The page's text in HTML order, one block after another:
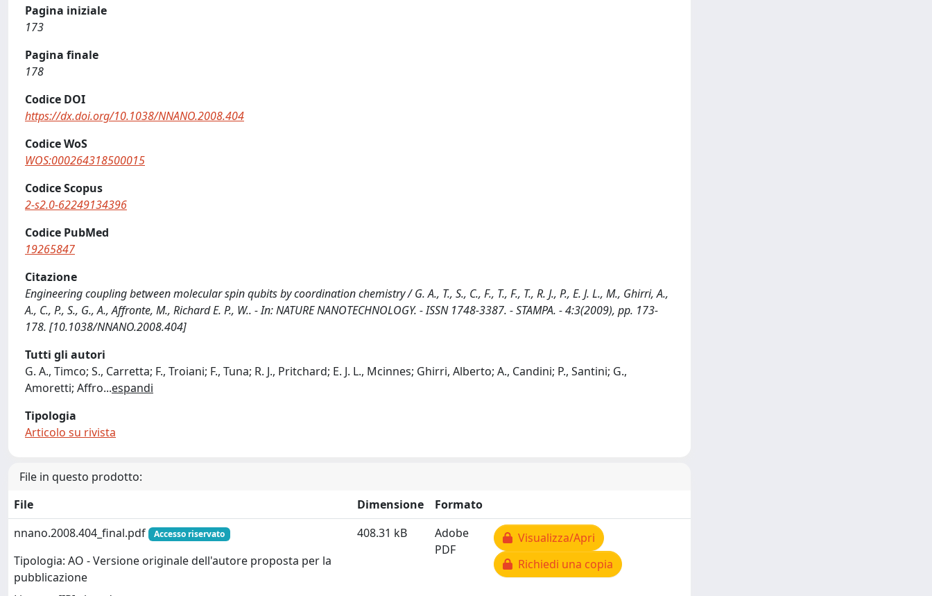
Pagina iniziale
173
Pagina finale
178
Codice DOI
https://dx.doi.org/10.1038/NNANO.2008.404
Codice WoS
WOS:000264318500015
Codice Scopus
2-s2.0-62249134396
Codice PubMed
19265847
Citazione
Engineering coupling between molecular spin qubits by coordination chemistry / G. A., T., S., C., F., T., F., T., R. J., P., E. J. L., M., Ghirri, A.,
A., C., P., S., G., A., Affronte, M., Richard E. P., W.. - In: NATURE NANOTECHNOLOGY. - ISSN 1748-3387. - STAMPA. - 4:3(2009), pp. 173-
178. [10.1038/NNANO.2008.404]
Tutti gli autori
G. A., Timco; S., Carretta; F., Troiani; F., Tuna; R. J., Pritchard; E. J. L., Mcinnes; Ghirri, Alberto; A., Candini; P., Santini; G.,
Amoretti; Affro...espandi
Tipologia
Articolo su rivista
File in questo prodotto:
File
Dimensione
Formato
nnano.2008.404_final.pdf
Accesso riservato
Tipologia: AO - Versione originale dell'autore proposta per la
pubblicazione
408.31 kB
Adobe
PDF
Visualizza/Apri
Richiedi una copia